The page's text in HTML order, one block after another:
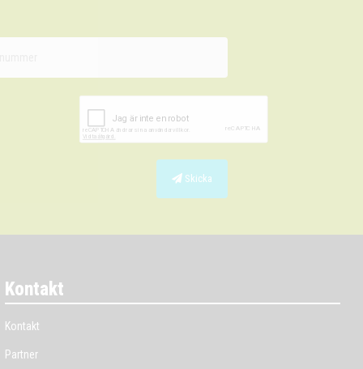
Skicka
Kontakt
Kontakt
Partner